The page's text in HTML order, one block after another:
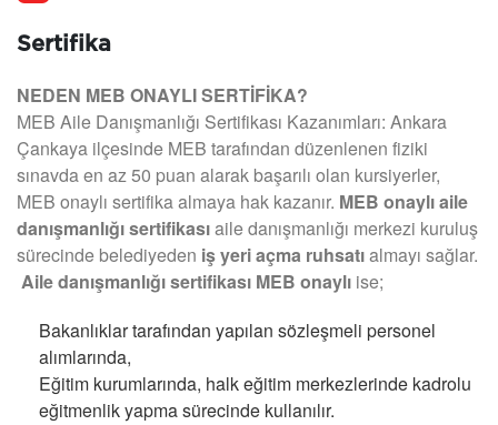
Sertifika
NEDEN MEB ONAYLI SERTİFİKA?
MEB Aile Danışmanlığı Sertifikası Kazanımları: Ankara
Çankaya ilçesinde MEB tarafından düzenlenen fiziki
sınavda en az 50 puan alarak başarılı olan kursiyerler,
MEB onaylı sertifika almaya hak kazanır. MEB onaylı aile
danışmanlığı sertifikasıaile danışmanlığı merkezi kuruluş
sürecinde belediyeden iş yeri açma ruhsatıalmayı sağlar.
Aile danışmanlığı sertifikası MEB onaylı ise;
Bakanlıklar tarafından yapılan sözleşmeli personel
alımlarında,
Eğitim kurumlarında, halk eğitim merkezlerinde kadrolu
eğitmenlik yapma sürecinde kullanılır.